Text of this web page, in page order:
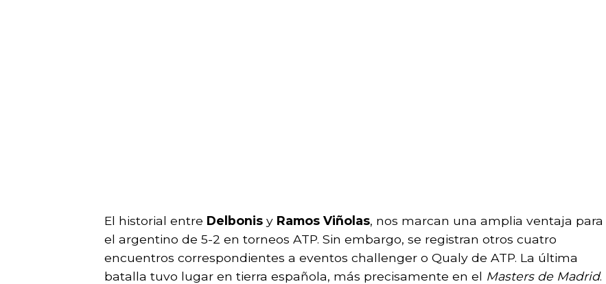
El historial entre Delbonis y Ramos Viñolas, nos marcan una amplia ventaja para
el argentino de 5-2 en torneos ATP. Sin embargo, se registran otros cuatro
encuentros correspondientes a eventos challenger o Qualy de ATP. La última
batalla tuvo lugar en tierra española, más precisamente en el Masters de Madrid.